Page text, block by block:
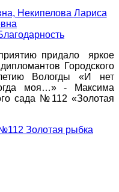
придало яркое
Городского
Вологды «И нет
моя…» - Максима
сада №112 «Золотая